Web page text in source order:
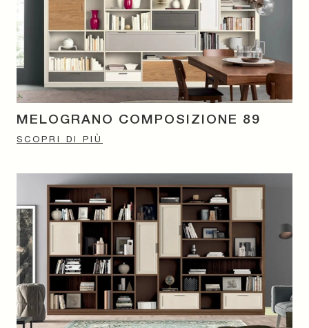
MELOGRANO COMPOSIZIONE 89
SCOPRI DI PIÙ